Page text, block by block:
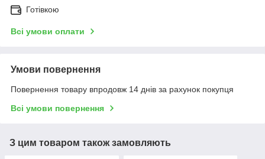
Готівкою
Всі умови оплати
Умови повернення
Повернення товару впродовж 14 днів за рахунок покупця
Всі умови повернення
З цим товаром також замовляють